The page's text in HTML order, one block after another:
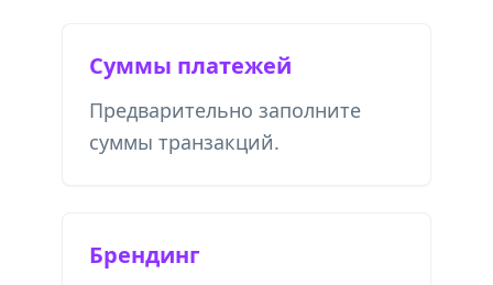
Суммы платежей
Предварительно заполните
суммы транзакций.
Брендинг